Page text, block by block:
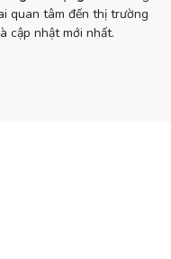
quan tâm đến thị trường
cập nhật mới nhất.